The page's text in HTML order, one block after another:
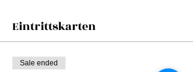
Eintrittskarten
Sale ended